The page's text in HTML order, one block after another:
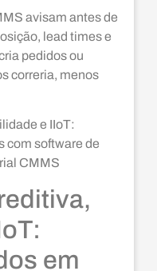
avisam antes de
lead times e
pedidos ou
correria, menos
em